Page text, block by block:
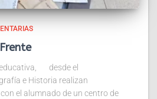
desde el
e Historia realizan
el alumnado de un centro de